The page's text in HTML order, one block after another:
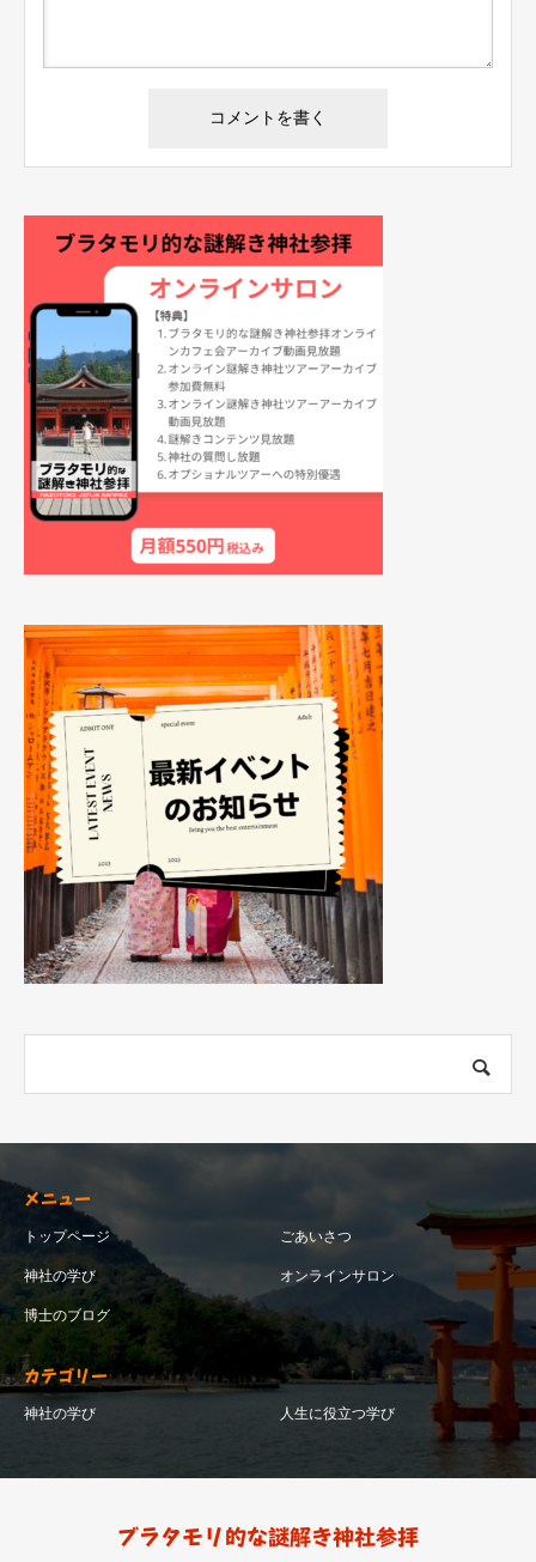
メニュー
トップページ ごあいさつ
神社の学び オンラインサロン
博士のブログ
カテゴリー
神社の学び 人生に役立つ学び
ブラタモリ的な謎解き神社参拝